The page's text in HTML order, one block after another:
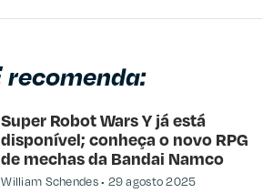
recomenda:
Super Robot Wars Y já está
disponível; conheça o novo RPG
de mechas da Bandai Namco
William Schendes 29 agosto 2025